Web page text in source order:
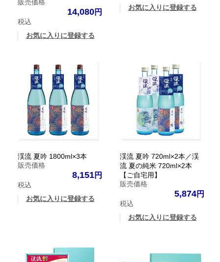
販売価格
14,080
税込
お気に入りに登録する
お気に入りに登録する
渓流 夏吟 1800ml×3本
販売価格
8,151
税込
お気に入りに登録する
渓流 夏吟 720ml×2本／渓
流 夏の純米 720ml×2本
【ご自宅用】
販売価格
5,874
税込
お気に入りに登録する